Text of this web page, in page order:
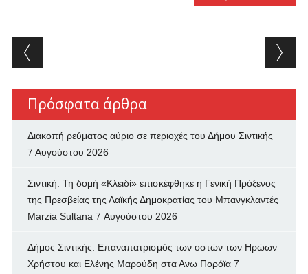
Post navigation
Πρόσφατα άρθρα
Διακοπή ρεύματος αύριο σε περιοχές του Δήμου Σιντικής
7 Αυγούστου 2026
Σιντική: Τη δομή «Κλειδί» επισκέφθηκε η Γενική Πρόξενος
της Πρεσβείας της Λαϊκής Δημοκρατίας του Μπανγκλαντές
Marzia Sultana 7 Αυγούστου 2026
Δήμος Σιντικής: Επαναπατρισμός των oστών των Ηρώων
Χρήστου και Ελένης Μαρούδη στα Ανω Πορόϊα 7